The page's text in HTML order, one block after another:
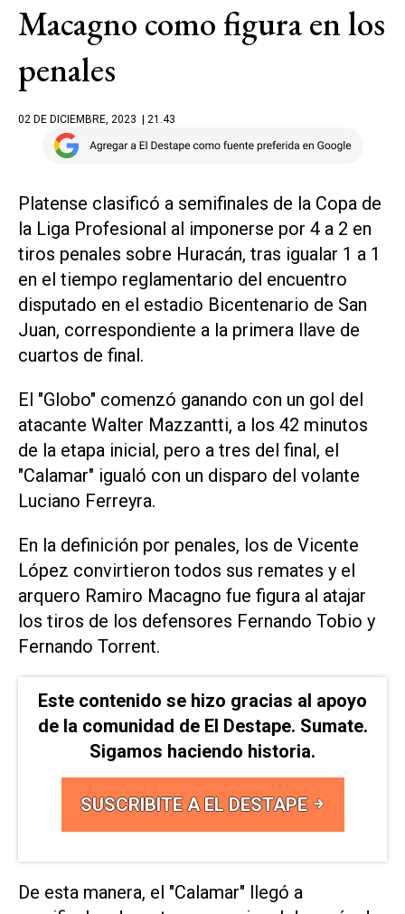
Macagno como figura en los
penales
02 DE DICIEMBRE, 2023 | 21.43
Platense clasificó a semifinales de la Copa de
la Liga Profesional al imponerse por 4 a 2 en
tiros penales sobre Huracán, tras igualar 1 a 1
en el tiempo reglamentario del encuentro
disputado en el estadio Bicentenario de San
Juan, correspondiente a la primera llave de
cuartos de final.
El "Globo" comenzó ganando con un gol del
atacante Walter Mazzantti, a los 42 minutos
de la etapa inicial, pero a tres del final, el
"Calamar" igualó con un disparo del volante
Luciano Ferreyra.
En la definición por penales, los de Vicente
López convirtieron todos sus remates y el
arquero Ramiro Macagno fue figura al atajar
los tiros de los defensores Fernando Tobio y
Fernando Torrent.
Este contenido se hizo gracias al apoyo
de la comunidad de El Destape. Sumate.
Sigamos haciendo historia.
SUSCRIBITE A EL DESTAPE
De esta manera, el "Calamar" llegó a